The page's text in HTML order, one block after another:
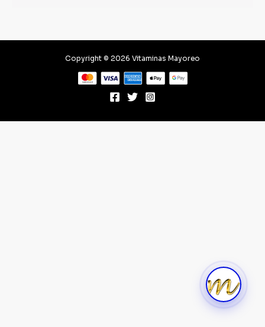
Copyright © 2026 Vitaminas Mayoreo